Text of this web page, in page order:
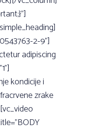
2-9”]
adipiscing
kondicije i
zrake